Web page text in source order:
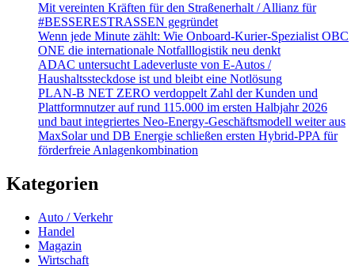
Mit vereinten Kräften für den Straßenerhalt / Allianz für
#BESSERESTRASSEN gegründet
Wenn jede Minute zählt: Wie Onboard-Kurier-Spezialist OBC
ONE die internationale Notfalllogistik neu denkt
ADAC untersucht Ladeverluste von E-Autos /
Haushaltssteckdose ist und bleibt eine Notlösung
PLAN-B NET ZERO verdoppelt Zahl der Kunden und
Plattformnutzer auf rund 115.000 im ersten Halbjahr 2026
und baut integriertes Neo-Energy-Geschäftsmodell weiter aus
MaxSolar und DB Energie schließen ersten Hybrid-PPA für
förderfreie Anlagenkombination
Kategorien
Auto / Verkehr
Handel
Magazin
Wirtschaft